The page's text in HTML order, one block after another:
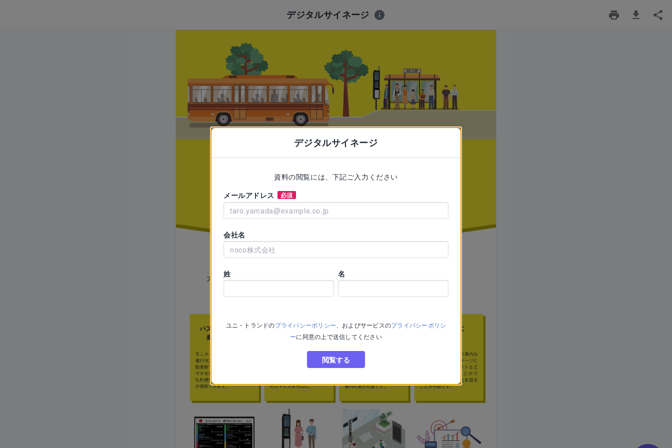
デジタルサイネージ
デジタルサイネージ
資料の閲覧には、下記ご入力ください
メールアドレス
必須
会社名
姓 名
ユニ・トランドのプライバシーポリシー 、およびサービスのプライバシーポリシ
ーに同意の上で送信してください
閲覧する